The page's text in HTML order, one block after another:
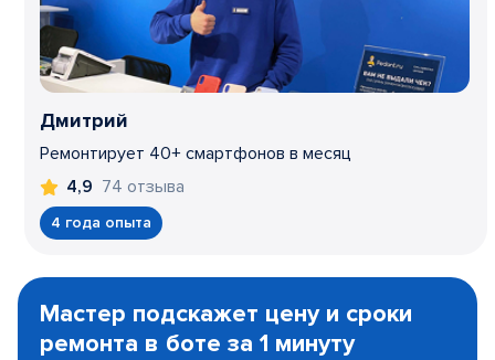
Дмитрий
Ремонтирует 40+ смартфонов в месяц
4,9 74 отзыва
4 года опыта
1
Мастер подскажет цену и сроки
ремонта в боте за 1 минуту